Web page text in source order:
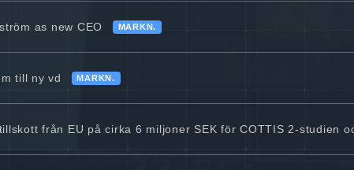
as new CEO MARKN.
till ny vd MARKN.
från EU på cirka 6 miljoner SEK för COTTIS 2-studien